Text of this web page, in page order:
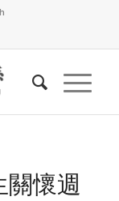
懷週